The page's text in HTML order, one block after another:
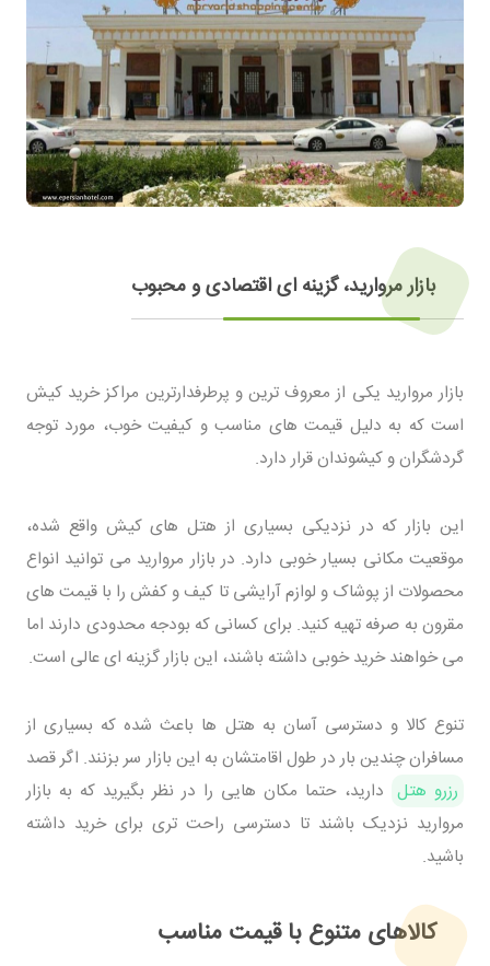
بازار مروارید، گزینه ای اقتصادی و محبوب
بازار مروارید یکی از معروف ترین و پرطرفدارترین مراکز خرید کیش
است که به دلیل قیمت های مناسب و کیفیت خوب، مورد توجه
گردشگران و کیشوندان قرار دارد.
این بازار که در نزدیکی بسیاری از هتل های کیش واقع شده،
موقعیت مکانی بسیار خوبی دارد. در بازار مروارید می توانید انواع
محصولات از پوشاک و لوازم آرایشی تا کیف و کفش را با قیمت های
مقرون به صرفه تهیه کنید. برای کسانی که بودجه محدودی دارند اما
می خواهند خرید خوبی داشته باشند، این بازار گزینه ای عالی است.
تنوع کالا و دسترسی آسان به هتل ها باعث شده که بسیاری از
مسافران چندین بار در طول اقامتشان به این بازار سر بزنند. اگر قصد
رزرو هتل دارید، حتما مکان هایی را در نظر بگیرید که به بازار
مروارید نزدیک باشند تا دسترسی راحت تری برای خرید داشته
باشید.
کالاهای متنوع با قیمت مناسب